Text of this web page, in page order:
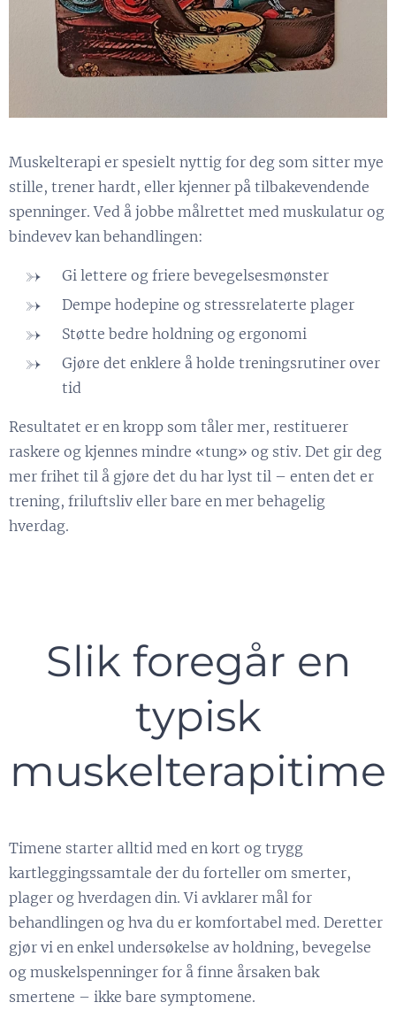
Muskelterapi er spesielt nyttig for deg som sitter mye
stille, trener hardt, eller kjenner på tilbakevendende
spenninger. Ved å jobbe målrettet med muskulatur og
bindevev kan behandlingen:
Gi lettere og friere bevegelsesmønster
Dempe hodepine og stressrelaterte plager
Støtte bedre holdning og ergonomi
Gjøre det enklere å holde treningsrutiner over
tid
Resultatet er en kropp som tåler mer, restituerer
raskere og kjennes mindre «tung» og stiv. Det gir deg
mer frihet til å gjøre det du har lyst til – enten det er
trening, friluftsliv eller bare en mer behagelig
hverdag.
Slik foregår en
typisk
muskelterapitime
Timene starter alltid med en kort og trygg
kartleggingssamtale der du forteller om smerter,
plager og hverdagen din. Vi avklarer mål for
behandlingen og hva du er komfortabel med. Deretter
gjør vi en enkel undersøkelse av holdning, bevegelse
og muskelspenninger for å finne årsaken bak
smertene – ikke bare symptomene.